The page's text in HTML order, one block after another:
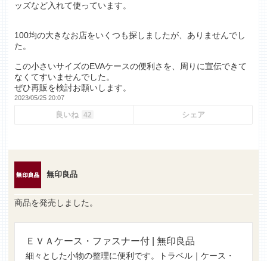
ッズなど入れて使っています。
100均の大きなお店をいくつも探しましたが、ありませんでし
た。
この小さいサイズのEVAケースの便利さを、周りに宣伝できて
なくてすいませんでした。
ぜひ再販を検討お願いします。
2023/05/25 20:07
良いね 42 シェア
無印良品
商品を発売しました。
ＥＶＡケース・ファスナー付 | 無印良品
細々とした小物の整理に便利です。トラベル｜ケース・